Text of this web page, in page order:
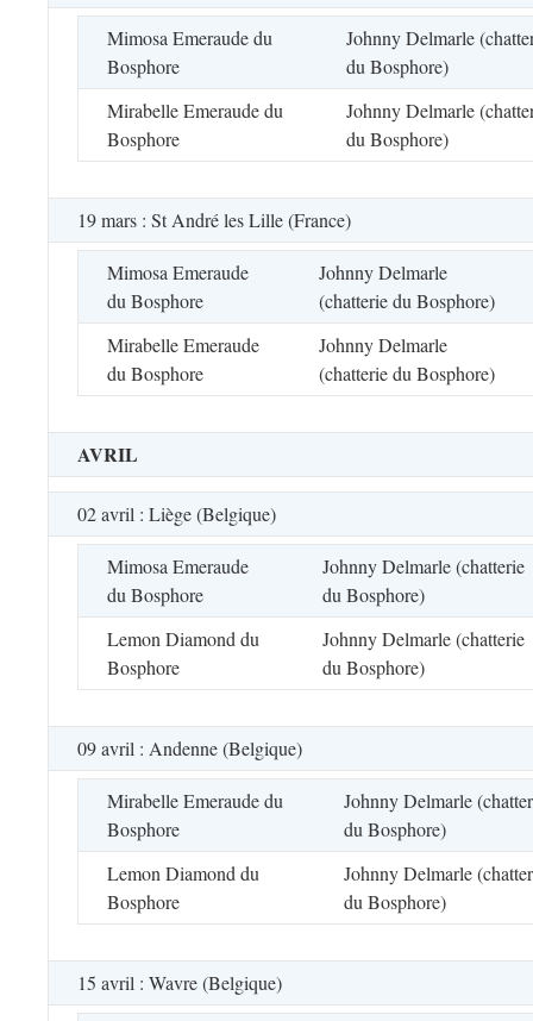
Mimosa Emeraude du
Bosphore
Johnny Delmarle
du Bosphore)
Mirabelle Emeraude du
Bosphore
Johnny Delmarle
du Bosphore)
19 mars : St André les Lille (France)
Mimosa Emeraude
du Bosphore
Johnny Delmarle
(chatterie du Bosphore)
Mirabelle Emeraude
du Bosphore
Johnny Delmarle
(chatterie du Bosphore)
AVRIL
02 avril : Liège (Belgique)
Mimosa Emeraude
du Bosphore
Johnny Delmarle (chatterie
du Bosphore)
Lemon Diamond du
Bosphore
Johnny Delmarle (chatterie
du Bosphore)
09 avril : Andenne (Belgique)
Mirabelle Emeraude du
Bosphore
Johnny Delmarle
du Bosphore)
Lemon Diamond du
Bosphore
Johnny Delmarle
du Bosphore)
15 avril : Wavre (Belgique)